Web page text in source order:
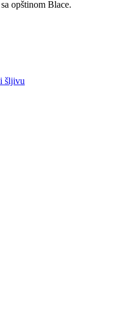
opštinom Blace.
šljivu